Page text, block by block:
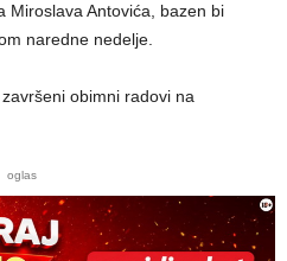
Miroslava Antovića, bazen bi
naredne nedelje.
obimni radovi na
oglas